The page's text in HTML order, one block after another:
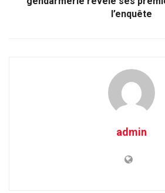
l’enquête
admin